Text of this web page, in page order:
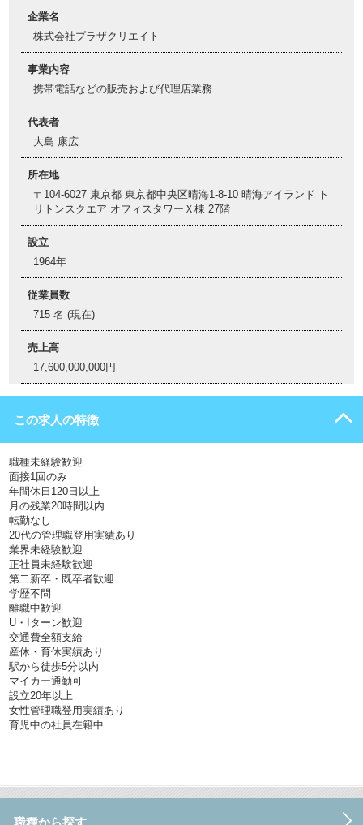
企業名
株式会社プラザクリエイト
事業内容
携帯電話などの販売および代理店業務
代表者
大島 康広
所在地
〒104-6027 東京都 東京都中央区晴海1-8-10 晴海アイランド ト
リトンスクエア オフィスタワーＸ棟 27階
設立
1964年
従業員数
715 名 (現在)
売上高
17,600,000,000円
この求人の特徴
職種未経験歓迎
面接1回のみ
年間休日120日以上
月の残業20時間以内
転勤なし
20代の管理職登用実績あり
業界未経験歓迎
正社員未経験歓迎
第二新卒・既卒者歓迎
学歴不問
離職中歓迎
U・Iターン歓迎
交通費全額支給
産休・育休実績あり
駅から徒歩5分以内
マイカー通勤可
設立20年以上
女性管理職登用実績あり
育児中の社員在籍中